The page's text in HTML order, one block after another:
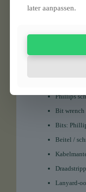
Priem /
Phillips
Bit wrench
Bits:
Beitel /
Lanyard-
later aanpassen.